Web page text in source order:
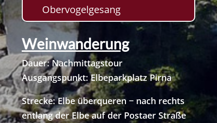
Obervogelgesang
Weinwanderung
Dauer: Nachmittagstour
Ausgangspunkt: Elbeparkplatz Pirna
Strecke: Elbe überqueren − nach rechts
entlang der Elbe auf der Postaer Straße